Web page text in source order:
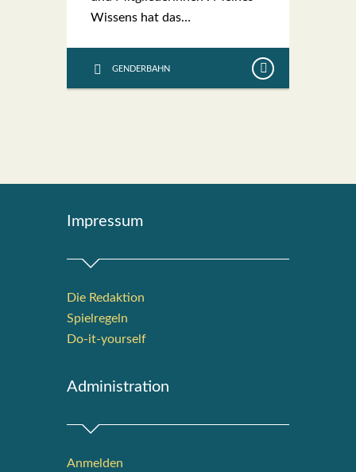
Wis­sens hat das…
GENDERBAHN
Impres­sum
Die Redak­ti­on
Spiel­re­geln
Do-it-your­s­elf
Admi­nis­tra­ti­on
Anmelden